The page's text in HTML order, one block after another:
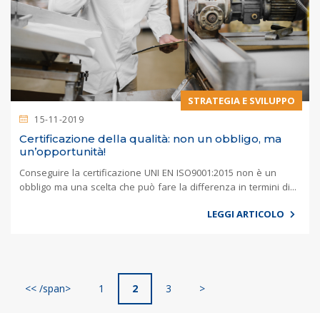
STRATEGIA E SVILUPPO
15-11-2019
Certificazione della qualità: non un obbligo, ma
un’opportunità!
Conseguire la certificazione UNI EN ISO9001:2015 non è un
obbligo ma una scelta che può fare la differenza in termini di...
LEGGI ARTICOLO
<< /span> 1 2 3 >